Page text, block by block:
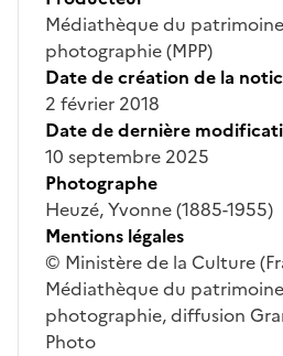
Médiathèque du
photographie (MPP)
Date de création de la
2 février 2018
Date de dernière
10 septembre 2025
Photographe
Heuzé, Yvonne (1885-1955)
Mentions légales
© Ministère de la Culture
Médiathèque du
photographie, diffusion
Photo